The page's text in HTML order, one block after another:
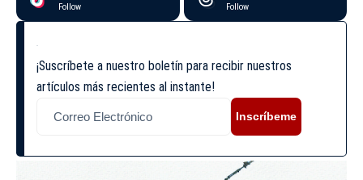
Follow Follow
¡Suscríbete a nuestro boletín para recibir nuestros
artículos más recientes al instante!
Inscríbeme